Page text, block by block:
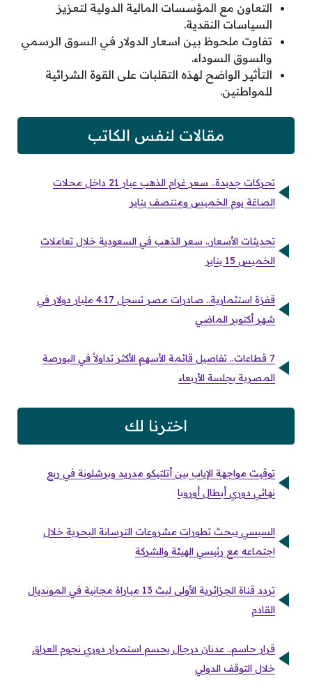
التعاون مع المؤسسات المالية الدولية لتعزيز
السياسات النقدية.
تفاوت ملحوظ بين اسعار الدولار في السوق الرسمي
والسوق السوداء.
التأثير الواضح لهذه التقلبات على القوة الشرائية
للمواطنين.
مقالات لنفس الكاتب
تحركات جديدة.. سعر غرام الذهب عيار 21 داخل محلات
الصاغة يوم الخميس ومنتصف يناير
تحديثات الأسعار.. سعر الذهب في السعودية خلال تعاملات
الخميس 15 يناير
قفزة استثمارية.. صادرات مصر تسجل 4.17 مليار دولار في
شهر أكتوبر الماضي
7 قطاعات.. تفاصيل قائمة الأسهم الأكثر تداولاً في البورصة
المصرية بجلسة الأربعاء
اخترنا لك
توقيت مواجهة الإياب بين أتلتيكو مدريد وبرشلونة في ربع
نهائي دوري أبطال أوروبا
السيسي يبحث تطورات مشروعات الترسانة البحرية خلال
اجتماعه مع رئيسي الهيئة والشركة
تردد قناة الجزائرية الأولى لبث 13 مباراة مجانية في المونديال
القادم
قرار حاسم.. عدنان درجال يحسم استمرار دوري نجوم العراق
خلال التوقف الدولي